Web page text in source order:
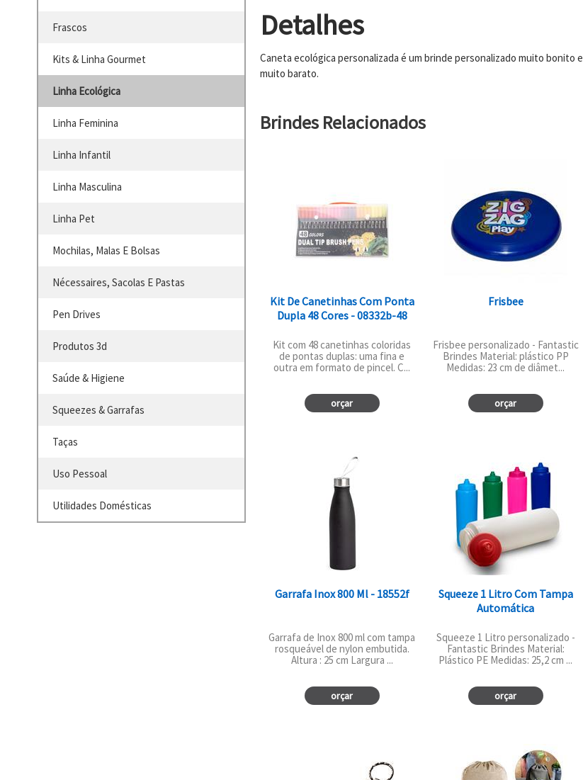
Frascos
Kits & Linha Gourmet
Linha Ecológica
Linha Feminina
Linha Infantil
Linha Masculina
Linha Pet
Mochilas, Malas E Bolsas
Nécessaires, Sacolas E Pastas
Pen Drives
Produtos 3d
Saúde & Higiene
Squeezes & Garrafas
Taças
Uso Pessoal
Utilidades Domésticas
Detalhes
Caneta ecológica personalizada é um brinde personalizado muito bonito e
muito barato.
Brindes Relacionados
Kit De Canetinhas Com Ponta
Dupla 48 Cores - 08332b-48
Kit com 48 canetinhas coloridas
de pontas duplas: uma fina e
outra em formato de pincel. C...
orçar
Frisbee
Frisbee personalizado - Fantastic
Brindes Material: plástico PP
Medidas: 23 cm de diâmet...
orçar
Garrafa Inox 800 Ml - 18552f
Garrafa de Inox 800 ml com tampa
rosqueável de nylon embutida.
Altura : 25 cm Largura ...
orçar
Squeeze 1 Litro Com Tampa
Automática
Squeeze 1 Litro personalizado -
Fantastic Brindes Material:
Plástico PE Medidas: 25,2 cm ...
orçar